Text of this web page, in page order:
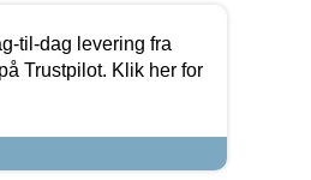
til-dag levering fra
Trustpilot. Klik her for